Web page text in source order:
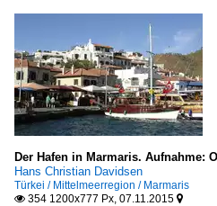
Der Hafen in Marmaris. Aufnahme:
Hans Christian Davidsen
Türkei / Mittelmeerregion / Marmaris
 354 1200x777 Px, 07.11.2015 